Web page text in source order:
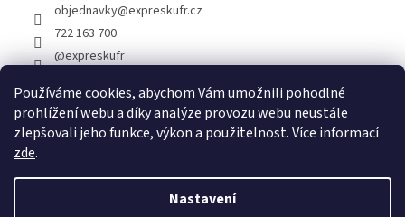
Používáme cookies, abychom Vám umožnili pohodlné
prohlížení webu a díky analýze provozu webu neustále
zlepšovali jeho funkce, výkon a použitelnost. Více informací
zde.
Nastavení
objednavky@expreskufr.cz
722 163 700
@expreskufr
Vytvořil Shoptet